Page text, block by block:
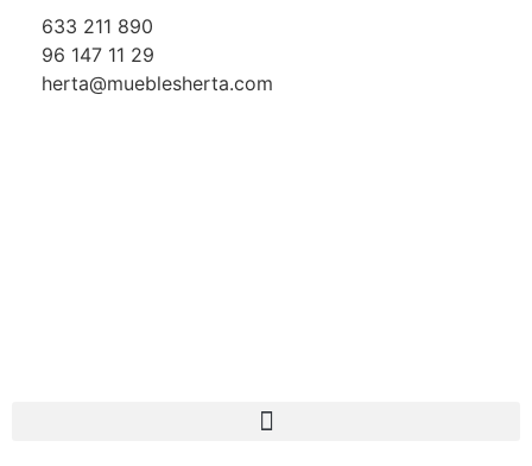
633 211 890
96 147 11 29
herta@mueblesherta.com